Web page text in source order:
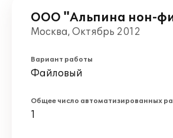
ООО "Альпина нон-
Москва, Октябрь 2012
Вариант работы
Файловый
Общее число автоматизированных
1